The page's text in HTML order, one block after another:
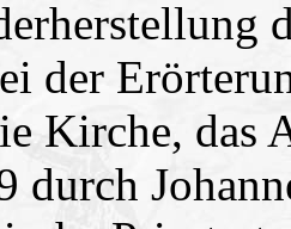
der
Kirche, das
durch